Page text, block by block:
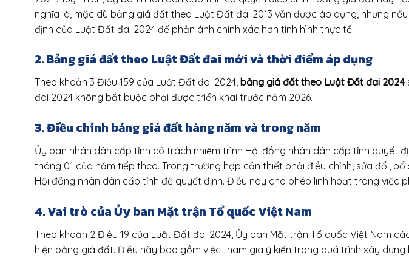
nghĩa là, mặc dù bảng giá đất theo Luật Đất đai 2013 vẫn được áp dụng, nhưng
định của Luật Đất đai 2024 để phản ánh chính xác hơn tình hình thực tế.
2. Bảng giá đất theo Luật Đất đai mới và thời điểm áp dụng
Theo khoản 3 Điều 159 của Luật Đất đai 2024, bảng giá đất theo Luật Đất đai 2024
đai 2024 không bắt buộc phải được triển khai trước năm 2026.
3. Điều chỉnh bảng giá đất hàng năm và trong năm
Ủy ban nhân dân cấp tỉnh có trách nhiệm trình Hội đồng nhân dân cấp tỉnh quyết
tháng 01 của năm tiếp theo. Trong trường hợp cần thiết phải điều chỉnh, sửa đổi,
Hội đồng nhân dân cấp tỉnh để quyết định. Điều này cho phép linh hoạt trong việc
4. Vai trò của Ủy ban Mặt trận Tổ quốc Việt Nam
Theo khoản 2 Điều 19 của Luật Đất đai 2024, Ủy ban Mặt trận Tổ quốc Việt Nam
hiện bảng giá đất. Điều này bao gồm việc tham gia ý kiến trong quá trình xây